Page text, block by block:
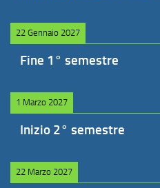
22 Gennaio 2027
Fine 1° semestre
1 Marzo 2027
Inizio 2° semestre
22 Marzo 2027